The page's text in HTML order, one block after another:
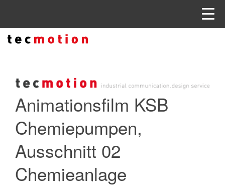
Animationsfilm KSB
Chemiepumpen,
Ausschnitt 02
Chemieanlage